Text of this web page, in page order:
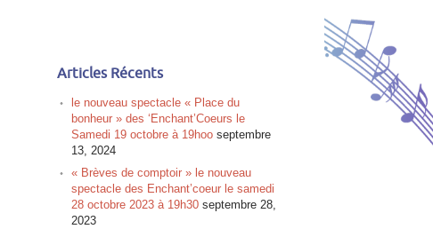
Articles Récents
le nouveau spectacle « Place du
bonheur » des ‘Enchant’Coeurs le
Samedi 19 octobre à 19hoo septembre
13, 2024
« Brèves de comptoir » le nouveau
spectacle des Enchant’coeur le samedi
28 octobre 2023 à 19h30 septembre 28,
2023